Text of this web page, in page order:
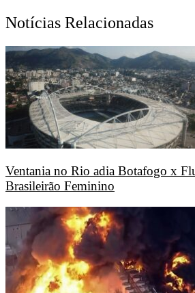
Notícias Relacionadas
Ventania no Rio adia Botafogo x
Brasileirão Feminino